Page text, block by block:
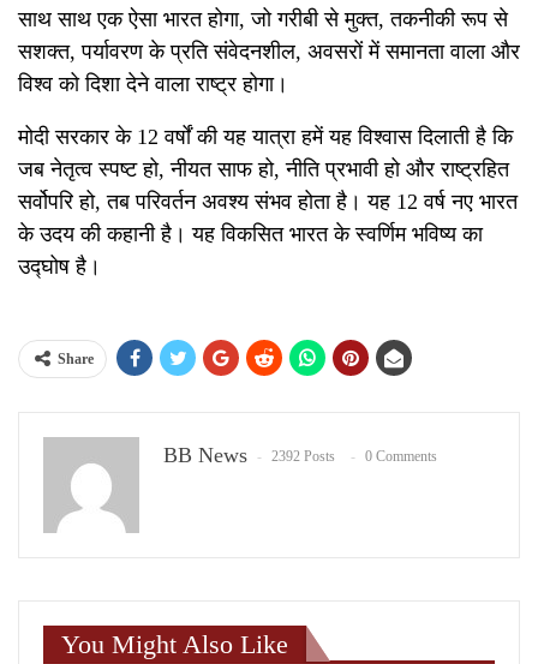
साथ साथ एकऐसा भारत होगा, जो गरीबी से मुक्त,तकनीकी रूप से
सशक्त,पर्यावरण के प्रति संवेदनशील, अवसरों में समानता वाला और
विश्व को दिशा देने वाला राष्ट्र होगा।
मोदी सरकार के 12वर्षों की यह यात्रा हमें यह विश्वास दिलाती है कि
जब नेतृत्व स्पष्ट हो,नीयत साफ हो,नीति प्रभावी हो और राष्ट्रहित
सर्वोपरि हो,तब परिवर्तन अवश्य संभव होता है।यह 12वर्ष नए भारत
के उदय की कहानी है। यह विकसित भारत के स्वर्णिम भविष्य क
उद्घोष है।
Share
BB News 2392 Posts 0 Comments
You Might Also Like